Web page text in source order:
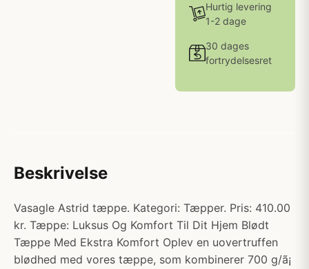
Hurtig levering
1-2 dage
30 dages
fortrydelsesret
Beskrivelse
Vasagle Astrid tæppe. Kategori: Tæpper. Pris: 410.00
kr. Tæppe: Luksus Og Komfort Til Dit Hjem Blødt
Tæppe Med Ekstra Komfort Oplev en uovertruffen
blødhed med vores tæppe, som kombinerer 700 g/ã¡